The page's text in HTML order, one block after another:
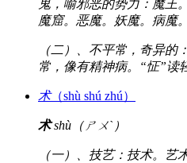
鬼，喻邪恶的势力：魔王
魔窟。恶魔。妖魔。病魔。
（二）、不平常，奇异的
常，像有精神病。“怔”读
术（shù shú zhú）
术shù（ㄕㄨˋ）
（一）、技艺：技术。艺